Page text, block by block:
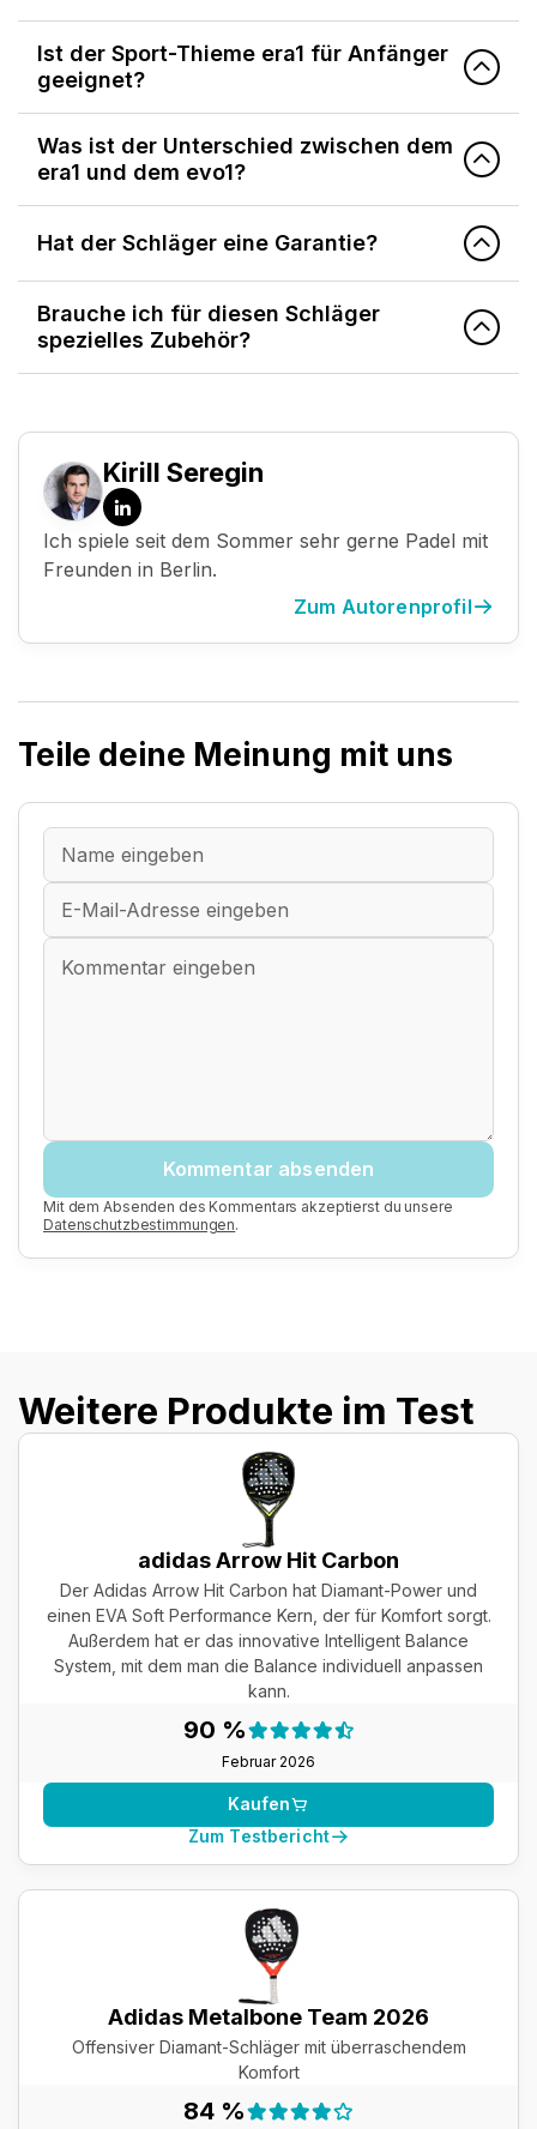
Ist der Sport-Thieme era1 für Anfänger
geeignet?
Was ist der Unterschied zwischen dem
era1 und dem evo1?
Hat der Schläger eine Garantie?
Brauche ich für diesen Schläger
spezielles Zubehör?
Kirill Seregin
LinkedIn
Ich spiele seit dem Sommer sehr gerne Padel mit
Freunden in Berlin.
Zum Autorenprofil
Teile deine Meinung mit uns
Mit dem Absenden des Kommentars akzeptierst du unsere
Datenschutzbestimmungen.
Kommentar absenden
Weitere Produkte im Test
adidas Arrow Hit Carbon
Der Adidas Arrow Hit Carbon hat Diamant-Power und
einen EVA Soft Performance Kern, der für Komfort sorgt.
Außerdem hat er das innovative Intelligent Balance
System, mit dem man die Balance individuell anpassen
kann.
90 %
Februar 2026
Testergebnis:
Kaufen
Zum Testbericht
Adidas Metalbone Team 2026
Offensiver Diamant-Schläger mit überraschendem
Komfort
84 %
Testergebnis: